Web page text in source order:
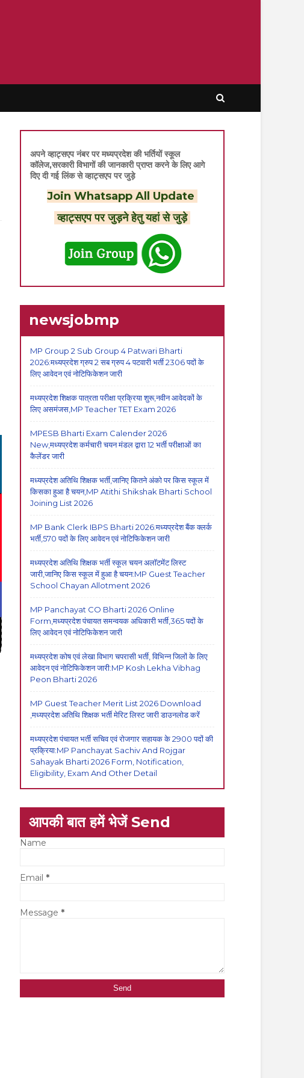
अपने व्हाट्सएप नंबर पर मध्यप्रदेश की भर्तियों स्कूल
कॉलेज,सरकारी विभागों की जानकारी प्राप्त करने के लिए आगे
दिए दी गई लिंक से व्हाट्सएप पर जुड़े
Join Whatsapp All Update
व्हाट्सएप पर जुड़ने हेतु यहां से जुड़े
newsjobmp
MP Group 2 Sub Group 4 Patwari Bharti
2026:मध्यप्रदेश ग्रुप 2 सब ग्रुप 4 पटवारी भर्ती 2306 पदों के
लिए आवेदन एवं नोटिफिकेशन जारी
मध्यप्रदेश शिक्षक पात्रता परीक्षा प्रक्रिया शुरू,नवीन आवेदकों के
लिए असमंजस,MP Teacher TET Exam 2026
MPESB Bharti Exam Calender 2026
New,मध्यप्रदेश कर्मचारी चयन मंडल द्वारा 12 भर्ती परीक्षाओं का
कैलेंडर जारी
मध्यप्रदेश अतिथि शिक्षक भर्ती,जानिए कितने अंको पर किस स्कूल में
किसका हुआ है चयन,MP Atithi Shikshak Bharti School
Joining List 2026
MP Bank Clerk IBPS Bharti 2026:मध्यप्रदेश बैंक क्लर्क
भर्ती,570 पदों के लिए आवेदन एवं नोटिफिकेशन जारी
मध्यप्रदेश अतिथि शिक्षक भर्ती स्कूल चयन अलॉटमेंट लिस्ट
जारी,जानिए किस स्कूल में हुआ है चयन:MP Guest Teacher
School Chayan Allotment 2026
MP Panchayat CO Bharti 2026 Online
Form,मध्यप्रदेश पंचायत समन्वयक अधिकारी भर्ती,365 पदों के
लिए आवेदन एवं नोटिफिकेशन जारी
मध्यप्रदेश कोष एवं लेखा विभाग चपरासी भर्ती, विभिन्न जिलों के लिए
आवेदन एवं नोटिफिकेशन जारी:MP Kosh Lekha Vibhag
Peon Bharti 2026
MP Guest Teacher Merit List 2026 Download
,मध्यप्रदेश अतिथि शिक्षक भर्ती मेरिट लिस्ट जारी डाउनलोड करें
मध्यप्रदेश पंचायत भर्ती सचिव एवं रोजगार सहायक के 2900 पदों की
प्रक्रिया:MP Panchayat Sachiv And Rojgar
Sahayak Bharti 2026 Form, Notification,
Eligibility, Exam And Other Detail
आपकी बात हमें भेजें Send
Name
Email *
Message *